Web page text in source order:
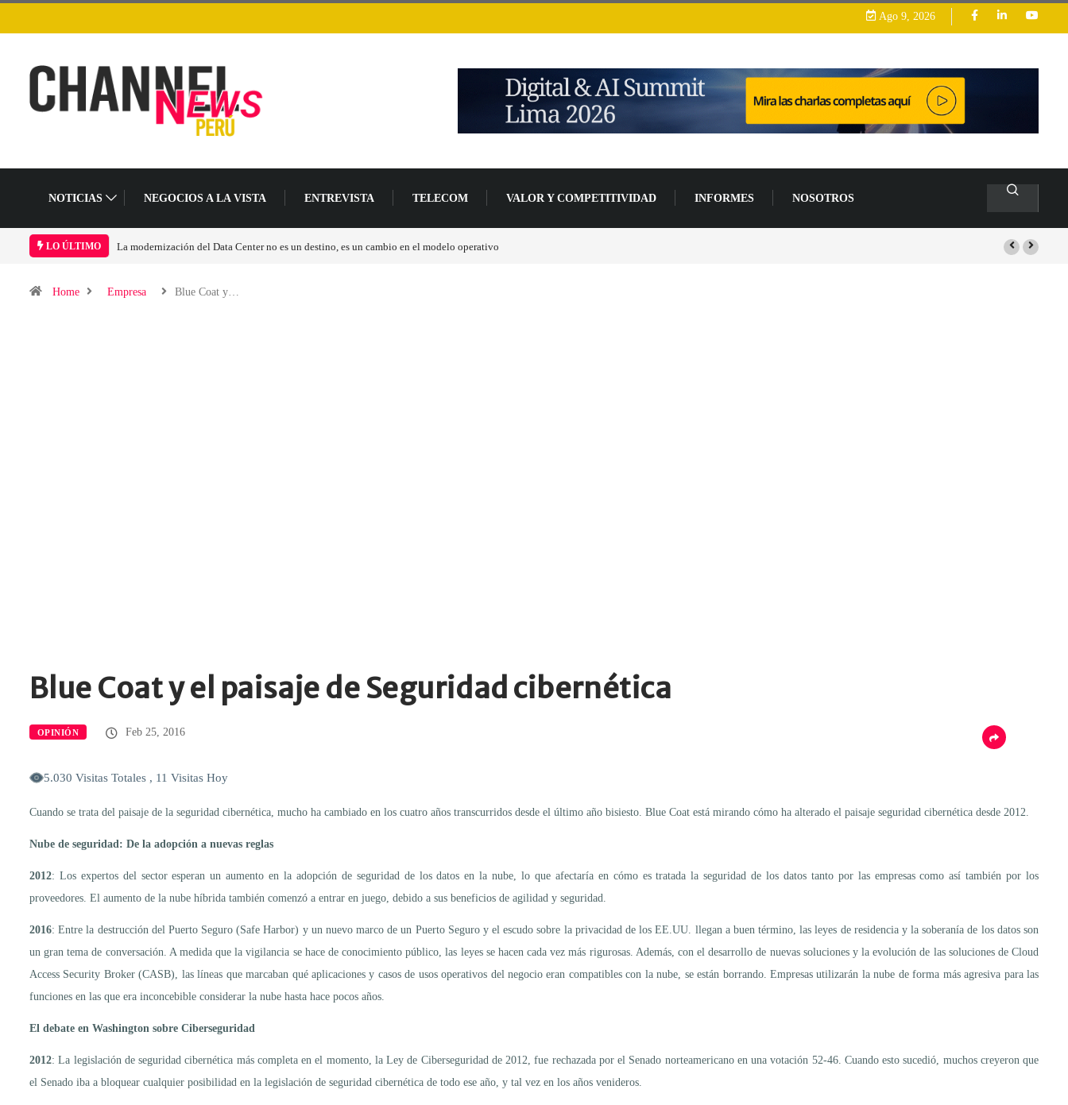
Ago 9, 2026
NOTICIAS NEGOCIOS A LA VISTA ENTREVISTA TELECOM VALOR Y COMPETITIVIDAD INFORMES NOSOTROS
LO ÚLTIMO La modernización del Data Center no es un destino, es un cambio en el modelo operativo
Home Empresa Blue Coat y…
Blue Coat y el paisaje de Seguridad cibernética
OPINIÓN Feb 25, 2016
5.030 Visitas Totales , 11 Visitas Hoy
Cuando se trata del paisaje de la seguridad cibernética, mucho ha cambiado en los cuatro años transcurridos desde el último año bisiesto. Blue Coat está mirando cómo ha alterado el paisaje seguridad cibernética desde 2012.
Nube de seguridad: De la adopción a nuevas reglas
2012: Los expertos del sector esperan un aumento en la adopción de seguridad de los datos en la nube, lo que afectaría en cómo es tratada la seguridad de los datos tanto por las empresas como así también por los
proveedores. El aumento de la nube híbrida también comenzó a entrar en juego, debido a sus beneficios de agilidad y seguridad.
2016: Entre la destrucción del Puerto Seguro (Safe Harbor) y un nuevo marco de un Puerto Seguro y el escudo sobre la privacidad de los EE.UU. llegan a buen término, las leyes de residencia y la soberanía de los datos son
un gran tema de conversación. A medida que la vigilancia se hace de conocimiento público, las leyes se hacen cada vez más rigurosas. Además, con el desarrollo de nuevas soluciones y la evolución de las soluciones de Cloud
Access Security Broker (CASB), las líneas que marcaban qué aplicaciones y casos de usos operativos del negocio eran compatibles con la nube, se están borrando. Empresas utilizarán la nube de forma más agresiva para las
funciones en las que era inconcebible considerar la nube hasta hace pocos años.
El debate en Washington sobre Ciberseguridad
2012: La legislación de seguridad cibernética más completa en el momento, la Ley de Ciberseguridad de 2012, fue rechazada por el Senado norteamericano en una votación 52-46. Cuando esto sucedió, muchos creyeron que
el Senado iba a bloquear cualquier posibilidad en la legislación de seguridad cibernética de todo ese año, y tal vez en los años venideros.